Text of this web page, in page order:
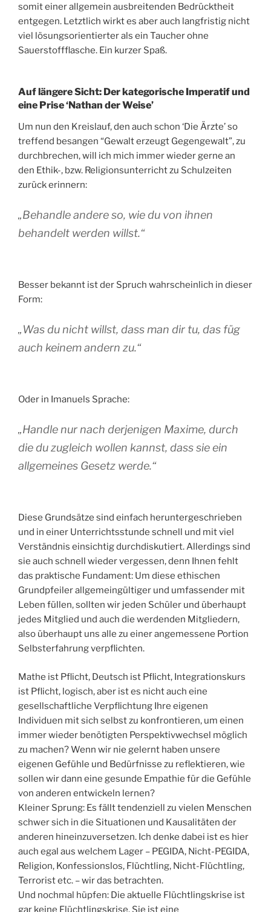
somit einer allgemein ausbreitenden Bedrücktheit
entgegen. Letztlich wirkt es aber auch langfristig nicht
viel lösungsorientierter als ein Taucher ohne
Sauerstoffflasche. Ein kurzer Spaß.
Auf längere Sicht: Der kategorische Imperatif und
eine Prise ‘Nathan der Weise’
Um nun den Kreislauf, den auch schon ‘Die Ärzte’ so
treffend besangen “Gewalt erzeugt Gegengewalt”, zu
durchbrechen, will ich mich immer wieder gerne an
den Ethik-, bzw. Religionsunterricht zu Schulzeiten
zurück erinnern:
„Behandle andere so, wie du von ihnen
behandelt werden willst.“
Besser bekannt ist der Spruch wahrscheinlich in dieser
Form:
„Was du nicht willst, dass man dir tu, das füg
auch keinem andern zu.“
Oder in Imanuels Sprache:
„Handle nur nach derjenigen Maxime, durch
die du zugleich wollen kannst, dass sie ein
allgemeines Gesetz werde.“
Diese Grundsätze sind einfach heruntergeschrieben
und in einer Unterrichtsstunde schnell und mit viel
Verständnis einsichtig durchdiskutiert. Allerdings sind
sie auch schnell wieder vergessen, denn Ihnen fehlt
das praktische Fundament: Um diese ethischen
Grundpfeiler allgemeingültiger und umfassender mit
Leben füllen, sollten wir jeden Schüler und überhaupt
jedes Mitglied und auch die werdenden Mitgliedern,
also überhaupt uns alle zu einer angemessene Portion
Selbsterfahrung verpflichten.
Mathe ist Pflicht, Deutsch ist Pflicht, Integrationskurs
ist Pflicht, logisch, aber ist es nicht auch eine
gesellschaftliche Verpflichtung Ihre eigenen
Individuen mit sich selbst zu konfrontieren, um einen
immer wieder benötigten Perspektivwechsel möglich
zu machen? Wenn wir nie gelernt haben unsere
eigenen Gefühle und Bedürfnisse zu reflektieren, wie
sollen wir dann eine gesunde Empathie für die Gefühle
von anderen entwickeln lernen?
Kleiner Sprung: Es fällt tendenziell zu vielen Menschen
schwer sich in die Situationen und Kausalitäten der
anderen hineinzuversetzen. Ich denke dabei ist es hier
auch egal aus welchem Lager – PEGIDA, Nicht-PEGIDA,
Religion, Konfessionslos, Flüchtling, Nicht-Flüchtling,
Terrorist etc. – wir das betrachten.
Und nochmal hüpfen: Die aktuelle Flüchtlingskrise ist
gar keine Flüchtlingskrise. Sie ist eine